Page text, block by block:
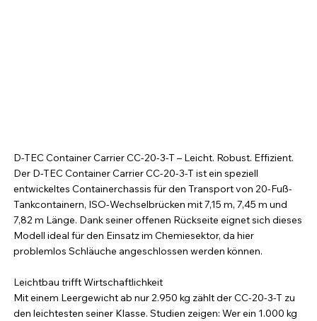
D-TEC Container Carrier CC-20-3-T – Leicht. Robust. Effizient.
Der D-TEC Container Carrier CC-20-3-T ist ein speziell
entwickeltes Containerchassis für den Transport von 20-Fuß-
Tankcontainern, ISO-Wechselbrücken mit 7,15 m, 7,45 m und
7,82 m Länge. Dank seiner offenen Rückseite eignet sich dieses
Modell ideal für den Einsatz im Chemiesektor, da hier
problemlos Schläuche angeschlossen werden können.
Leichtbau trifft Wirtschaftlichkeit
Mit einem Leergewicht ab nur 2.950 kg zählt der CC-20-3-T zu
den leichtesten seiner Klasse. Studien zeigen: Wer ein 1.000 kg